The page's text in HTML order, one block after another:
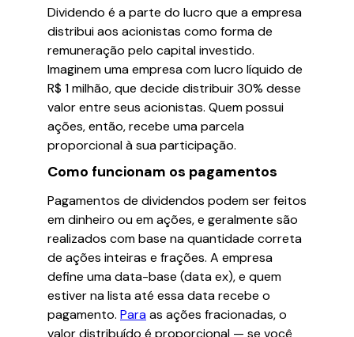
Dividendo é a parte do lucro que a empresa
distribui aos acionistas como forma de
remuneração pelo capital investido.
Imaginem uma empresa com lucro líquido de
R$ 1 milhão, que decide distribuir 30% desse
valor entre seus acionistas. Quem possui
ações, então, recebe uma parcela
proporcional à sua participação.
Como funcionam os pagamentos
Pagamentos de dividendos podem ser feitos
em dinheiro ou em ações, e geralmente são
realizados com base na quantidade correta
de ações inteiras e frações. A empresa
define uma data-base (data ex), e quem
estiver na lista até essa data recebe o
pagamento. Paraas ações fracionadas, o
valor distribuído é proporcional — se você